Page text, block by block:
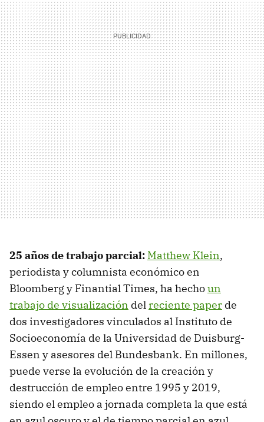
25 años de trabajo parcial: Matthew Klein,
periodista y columnista económico en
Bloomberg y Finantial Times, ha hechoun
trabajo de visualización delreciente paper de
dos investigadores vinculados al Instituto de
Socioeconomía de la Universidad de Duisburg-
Essen y asesores del Bundesbank. En millones,
puede verse la evolución de la creación y
destrucción de empleo entre 1995 y 2019,
siendo el empleo a jornada completa la que está